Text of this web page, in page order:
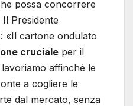
possa concorrere
Presidente
«Il cartone ondulato
cruciale per il
affinché le
a cogliere le
dal mercato, senza